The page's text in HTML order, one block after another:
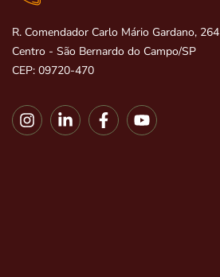
R. Comendador Carlo Mário Gardano, 264
Centro - São Bernardo do Campo/SP
CEP: 09720-470